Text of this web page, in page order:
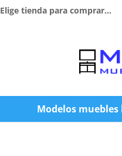
Elige tienda para comprar...
Modelos muebles